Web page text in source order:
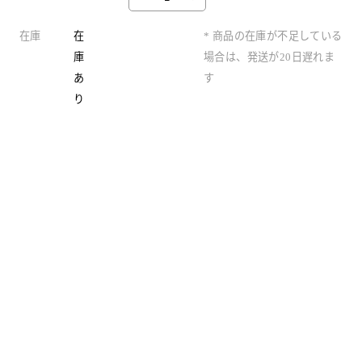
在庫
在
庫
あ
り
* 商品の在庫が不足している
場合は、発送が20日遅れま
す